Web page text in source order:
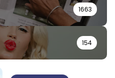
1663
154